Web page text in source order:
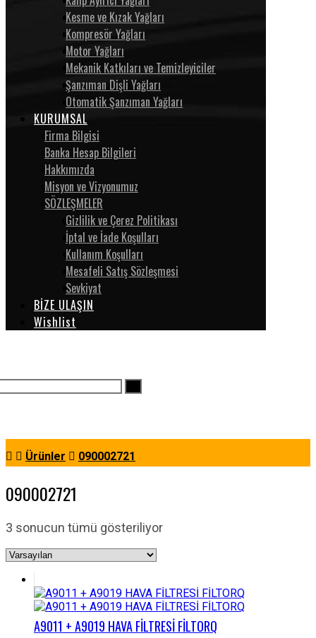
Kesme ve Kızak Yağları
Kompresör Yağları
Motor Yağları
Mekanik Katkıları ve Temizleyiciler
Şanzıman Dişli Yağları
Otomatik Şanzıman Yağları
KURUMSAL
Firma Bilgisi
Banka Hesap Bilgileri
Hakkımızda
Misyon ve Vizyonumuz
SÖZLEŞMELER
Gizlilik ve Çerez Politikası
İptal ve İade Koşulları
Kullanım Koşulları
Mesafeli Satış Sözleşmesi
Sevkiyat
BİZE ULAŞIN
Wishlist
Ürünler 090002721
090002721
3 sonucun tümü gösteriliyor
A9011 + A9019 HAVA FİLTRESİ FİLTORQ